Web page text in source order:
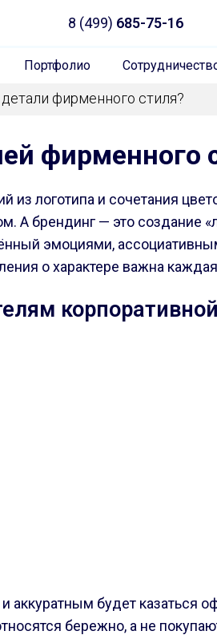
8 (499) 685-75-16
Портфолио
фирменного стиля?
фирменного
логотипа и сочетания
А брендинг — это создание
эмоциями,
о характере важна
аккуратным будет
бережно, а не